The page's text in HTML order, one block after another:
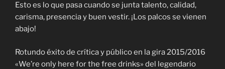
Esto es lo que pasa cuando se junta talento, calidad,
carisma, presencia y buen vestir. ¡Los palcos se vienen
abajo!
Rotundo éxito de crítica y público en la gira 2015/2016
«We’re only here for the free drinks» del legendario